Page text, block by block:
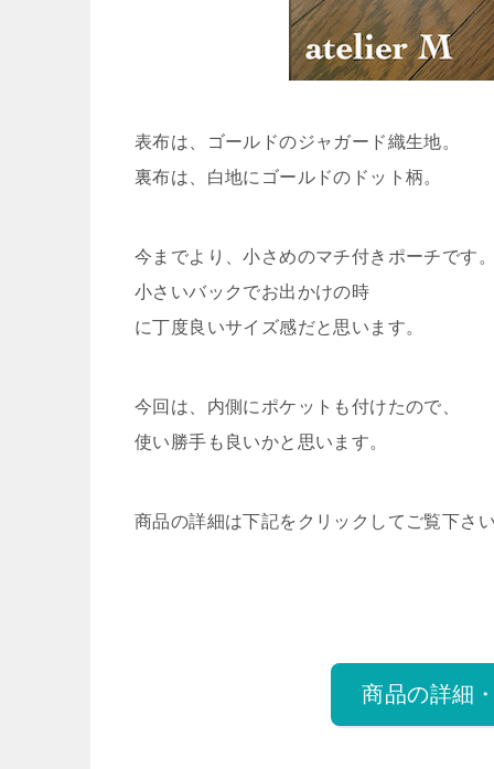
表布は、ゴールドのジャガード織生地。
裏布は、白地にゴールドのドット柄。
今までより、小さめのマチ付きポーチです
小さいバックでお出かけの時
に丁度良いサイズ感だと思います。
今回は、内側にポケットも付けたので、
使い勝手も良いかと思います。
商品の詳細は下記をクリックしてご覧下さ
商品の詳細